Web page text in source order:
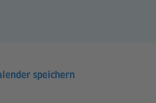
speichern